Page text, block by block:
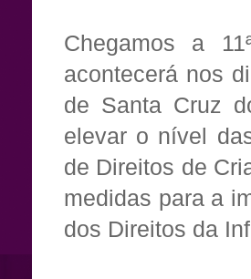
Chegamos a
acontecerá nos
de Santa Cruz
elevar o nível
de Direitos de
medidas para a
dos Direitos da